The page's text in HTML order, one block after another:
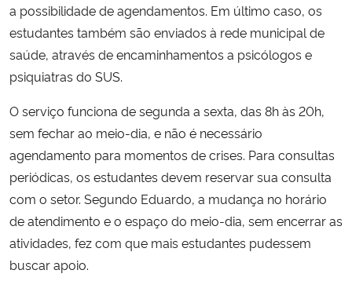
a possibilidade de agendamentos. Em último caso, os
estudantes também são enviados à rede municipal de
saúde, através de encaminhamentos a psicólogos e
psiquiatras do SUS.
O serviço funciona de segunda a sexta, das 8h às 20h,
sem fechar ao meio-dia, e não é necessário
agendamento para momentos de crises. Para consultas
periódicas, os estudantes devem reservar sua consulta
com o setor. Segundo Eduardo, a mudança no horário
de atendimento e o espaço do meio-dia, sem encerrar as
atividades, fez com que mais estudantes pudessem
buscar apoio.